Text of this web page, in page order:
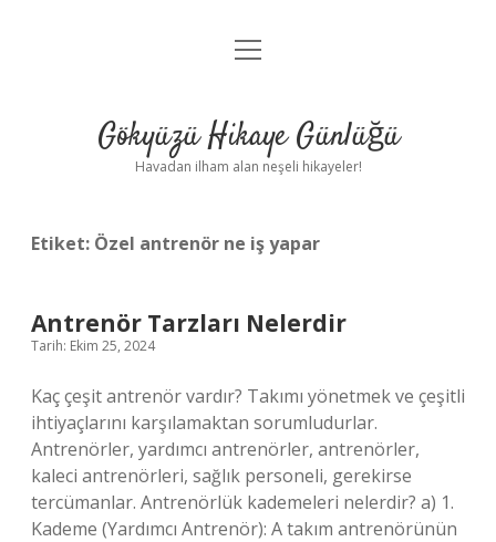
Anasayfa
Yasal Uyarı
menüyü
Gökyüzü Hikaye Günlüğü
Havadan ilham alan neşeli hikayeler!
Etiket: Özel antrenör ne iş yapar
Antrenör Tarzları Nelerdir
Tarih: Ekim 25, 2024
Kaç çeşit antrenör vardır? Takımı yönetmek ve çeşitli
ihtiyaçlarını karşılamaktan sorumludurlar.
Antrenörler, yardımcı antrenörler, antrenörler,
kaleci antrenörleri, sağlık personeli, gerekirse
tercümanlar. Antrenörlük kademeleri nelerdir? a) 1.
Kademe (Yardımcı Antrenör): A takım antrenörünün